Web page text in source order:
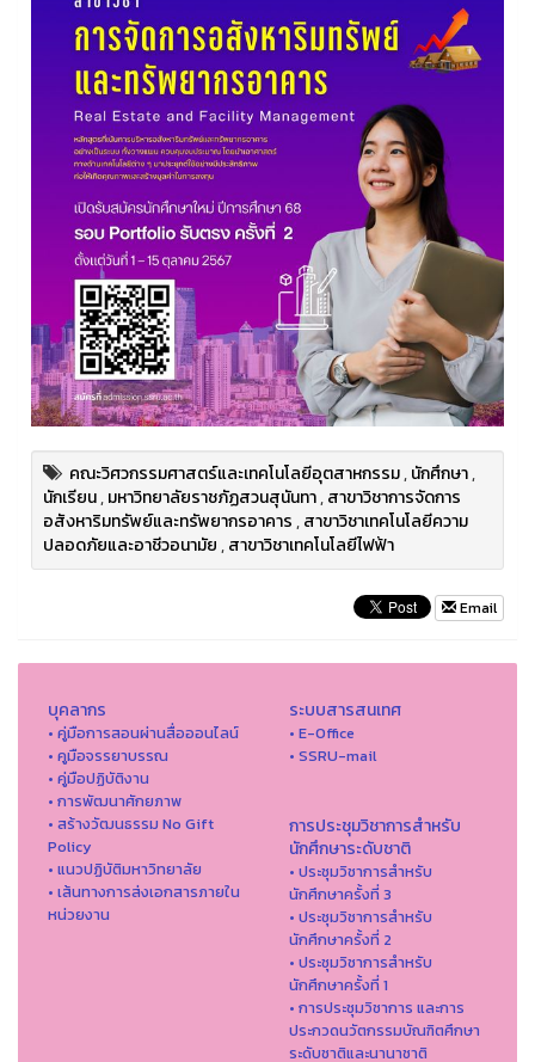
คณะวิศวกรรมศาสตร์และเทคโนโลยีอุตสาหกรรม,นักศึกษา,
นักเรียน,มหาวิทยาลัยราชภัฏสวนสุนันทา,สาขาวิชาการจัดการ
อสังหาริมทรัพย์และทรัพยากรอาคาร,สาขาวิชาเทคโนโลยีความ
ปลอดภัยและอาชีวอนามัย,สาขาวิชาเทคโนโลยีไฟฟ้า
Email
บุคลากร
• คู่มือการสอนผ่านสื่อออนไลน์
• คูมือจรรยาบรรณ
• คู่มือปฏิบัติงาน
• การพัฒนาศักยภาพ
• สร้างวัฒนธรรม No Gift
Policy
• แนวปฏิบัติมหาวิทยาลัย
• เส้นทางการส่งเอกสารภายใน
หน่วยงาน
ระบบสารสนเทศ
• E-Office
• SSRU-mail
การประชุมวิชาการสำหรับ
นักศึกษาระดับชาติ
• ประชุมวิชาการสำหรับ
นักศึกษาครั้งที่ 3
• ประชุมวิชาการสำหรับ
นักศึกษาครั้งที่ 2
• ประชุมวิชาการสำหรับ
นักศึกษาครั้งที่ 1
• การประชุมวิชาการ และการ
ประกวดนวัตกรรมบัณฑิตศึกษา
ระดับชาติและนานาชาติ